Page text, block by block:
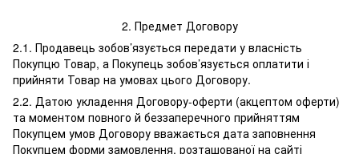
2. Предмет Договору
2.1. Продавець зобов’язується передати у власність
Покупцю Товар, а Покупець зобов’язується оплатити і
прийняти Товар на умовах цього Договору.
2.2. Датою укладення Договору-оферти (акцептом оферти)
та моментом повного й беззаперечного прийняттям
Покупцем умов Договору вважається дата заповнення
Покупцем форми замовлення, розташованої на сайті